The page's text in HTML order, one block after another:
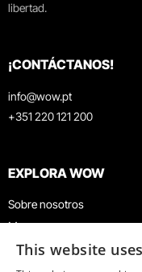
libertad.
¡CONTÁCTANOS!
info@wow.pt
+351 220 121 200
EXPLORA WOW
Sobre nosotros
Museos
Agenda
Noticias
This website